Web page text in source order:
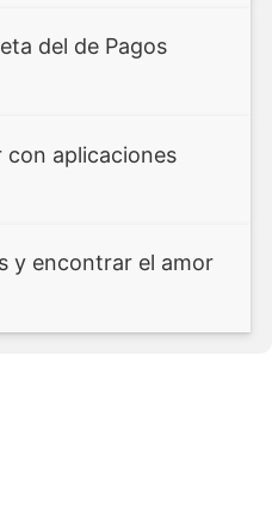
del de Pagos
con aplicaciones
y encontrar el amor